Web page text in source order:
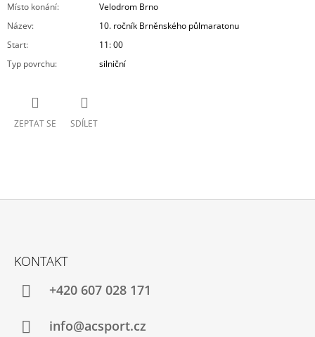
Místo konání:
Velodrom Brno
Název:
10. ročník Brněnského půlmaratonu
Start:
11: 00
Typ povrchu: silniční
ZEPTAT SE SDÍLET
KONTAKT
+420 607 028 171
info@acsport.cz